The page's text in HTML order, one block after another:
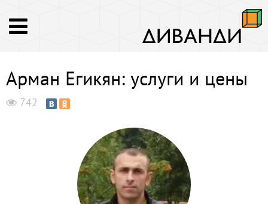
Арман Егикян: услуги и цены
742